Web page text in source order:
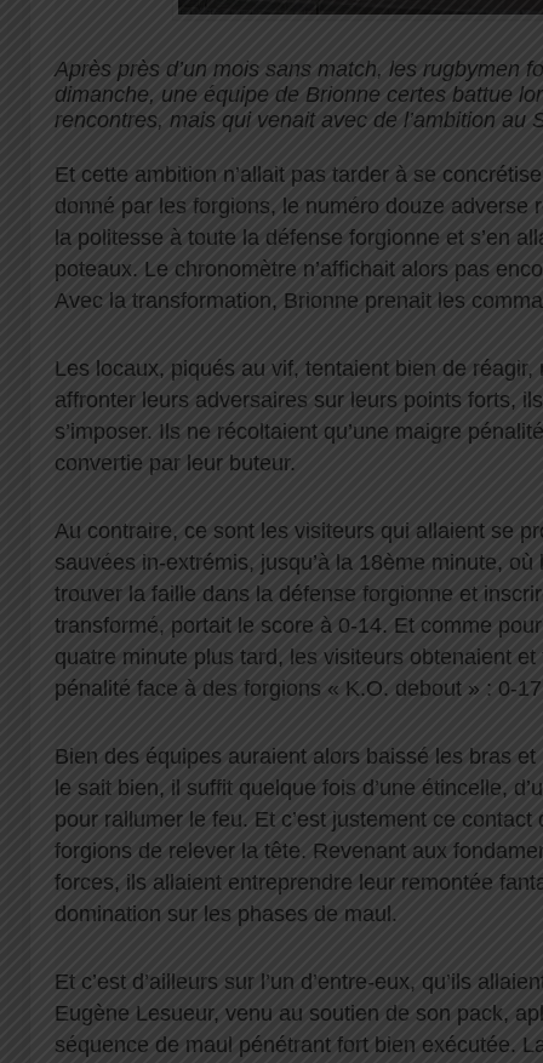
Après près d’un mois sans match, les rugbymen
dimanche, une équipe de Brionne certes battue
rencontres, mais qui venait avec de l’ambition au
Et cette ambition n’allait pas tarder à se
donné par les forgions, le numéro douze adverse
la politesse à toute la défense forgionne et s’en
poteaux. Le chronomètre n’affichait alors pas
Avec la transformation, Brionne prenait les
Les locaux, piqués au vif, tentaient bien de réagir,
affronter leurs adversaires sur leurs points forts,
s’imposer. Ils ne récoltaient qu’une maigre
convertie par leur buteur.
Au contraire, ce sont les visiteurs qui allaient se
sauvées in-extrémis, jusqu’à la 18ème minute, où
trouver la faille dans la défense forgionne et
transformé, portait le score à 0-14. Et comme
quatre minute plus tard, les visiteurs obtenaient
pénalité face à des forgions « K.O. debout » : 0-
Bien des équipes auraient alors baissé les bras
le sait bien, il suffit quelque fois d’une étincelle,
pour rallumer le feu. Et c’est justement ce
forgions de relever la tête. Revenant aux
forces, ils allaient entreprendre leur remontée
domination sur les phases de maul.
Et c’est d’ailleurs sur l’un d’entre-eux, qu’ils
Eugène Lesueur, venu au soutien de son pack,
séquence de maul pénétrant fort bien exécutée.